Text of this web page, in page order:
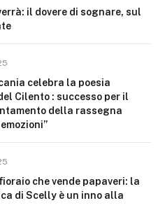
il dovere di sognare, sul
celebra la poesia
Cilento : successo per il
della rassegna
che vende papaveri: la
di Scelly è un inno alla